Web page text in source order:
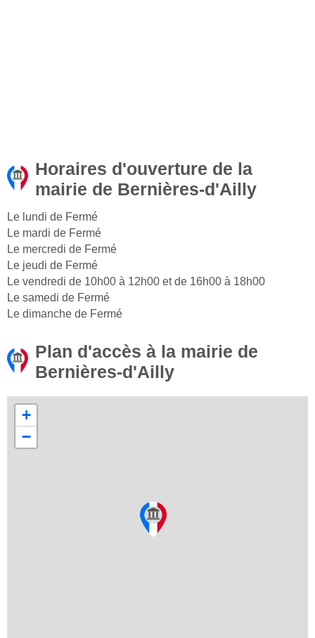
Horaires d'ouverture de la
mairie de Bernières-d'Ailly
Le lundi de Fermé
Le mardi de Fermé
Le mercredi de Fermé
Le jeudi de Fermé
Le vendredi de 10h00 à 12h00 et de 16h00 à 18h00
Le samedi de Fermé
Le dimanche de Fermé
Plan d'accès à la mairie de
Bernières-d'Ailly
+
−